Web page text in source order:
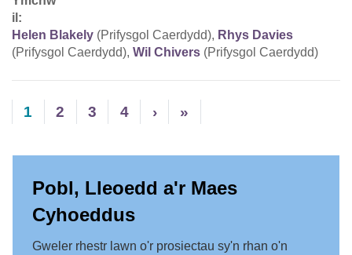
il:
Helen Blakely (Prifysgol Caerdydd), Rhys Davies
(Prifysgol Caerdydd), Wil Chivers (Prifysgol Caerdydd)
1 2 3 4 › »
Pobl, Lleoedd a'r Maes
Cyhoeddus
Gweler rhestr lawn o'r prosiectau sy'n rhan o'n